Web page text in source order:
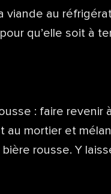
viande au
qu’elle soit à
: faire
au mortier et
bière rousse. Y